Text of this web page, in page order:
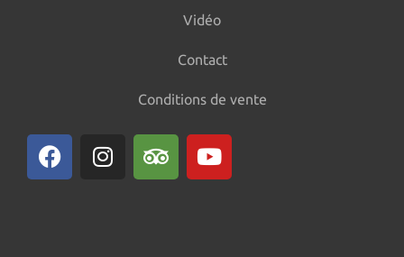
Vidéo
Contact
Conditions de vente